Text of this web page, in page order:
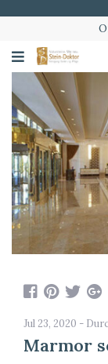
Jul 23, 2020 -
Marmor